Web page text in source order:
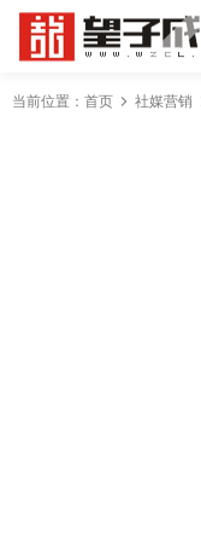
当前位置： 首页 社媒营销